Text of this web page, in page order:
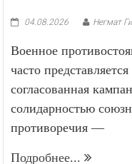
04.08.2026 Негмат
Военное
часто
согласованная
солидарностью
противоречия —
Подробнее...